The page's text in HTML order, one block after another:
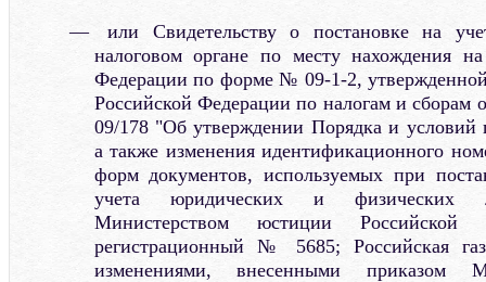
или Свидетельству о постановке на
налоговом органе по месту нахождения
Федерации по форме № 09-1-2,
Российской Федерации по налогам и сборам
09/178 "Об утверждении Порядка и условий
а также изменения идентификационного
форм документов, используемых при
учета юридических и физических
Министерством юстиции Российской
регистрационный № 5685; Российская
изменениями, внесенными приказом